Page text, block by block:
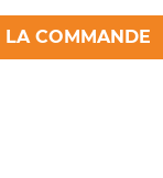
LA COMMANDE